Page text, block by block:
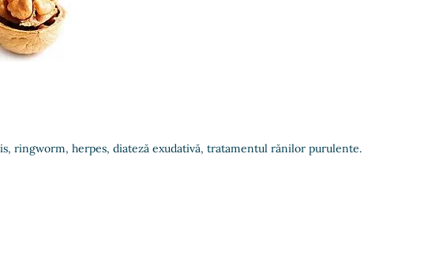
ringworm, herpes, diateză exudativă, tratamentul rănilor purulente.